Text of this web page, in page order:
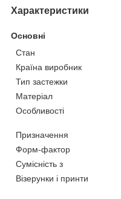
Характеристики
Основні
Стан
Країна виробник
Тип застежки
Матеріал
Особливості
Призначення
Форм-фактор
Сумісність з
Візерунки і принти